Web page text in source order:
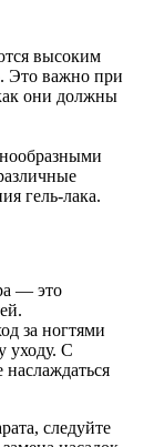
высоким
Это важно при
они должны
гель-лака.
— это
за ногтями
уходу. С
следуйте